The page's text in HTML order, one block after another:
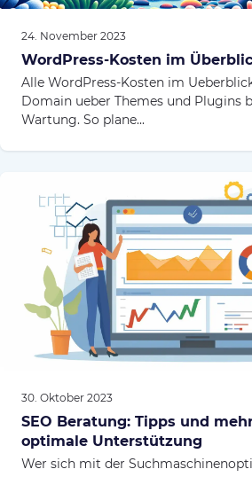
24. November 2023
WordPress-Kosten im
Alle WordPress-Kosten im
Domain ueber Themes und Plugins
Wartung. So plane...
30. Oktober 2023
SEO Beratung: Tipps und
optimale Unterstützung
Wer sich mit der